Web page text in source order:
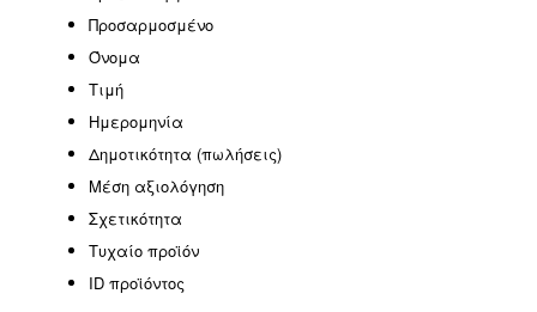
BOHO CHIC
EASTER OFFERS
HOT DEALS
SPECIAL OFFERS
SUMMER SALE
Έπιπλα γραφείου
(0)
Έπιπλα εξωτερικού χώρου
Έπιπλα εσωτερικού χώρου
ΦΟΙΤΗΤΙΚΑ ΠΑΚΕΤΑ
Χωρίς κατηγορία
Προσαρμοσμένο
Όνομα
Τιμή
Ημερομηνία
Δημοτικότητα (πωλήσεις)
Μέση αξιολόγηση
Σχετικότητα
Τυχαίο προϊόν
ID προϊόντος